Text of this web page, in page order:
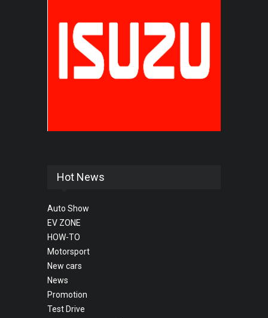
Hot News
Auto Show
EV ZONE
HOW-TO
Motorsport
New cars
News
Promotion
Test Drive